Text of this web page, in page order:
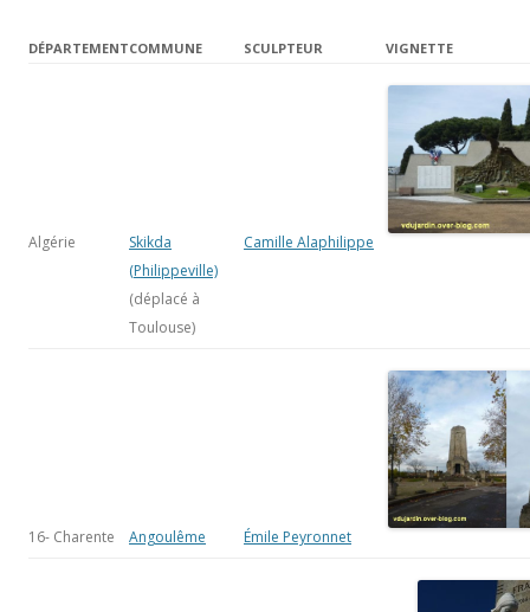
DÉPARTEMENTCOMMUNE SCULPTEUR VIGNETTE
Algérie
Skikda
(Philippeville)
(déplacé à
Toulouse)
Camille Alaphilippe
16- Charente Angoulême Émile Peyronnet